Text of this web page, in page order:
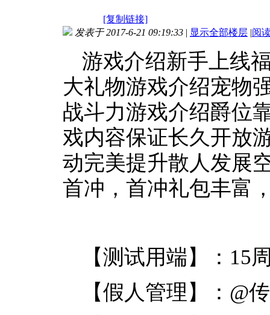
[复制链接]
发表于 2017-6-21 09:19:33 | 显示全部楼层 |阅
游戏介绍新手上线
大礼物游戏介绍宠物
战斗力游戏介绍爵位
戏内容保证长久开放
动完美提升散人发展
首冲，首冲礼包丰富
【测试用端】：15
【假人管理】：@